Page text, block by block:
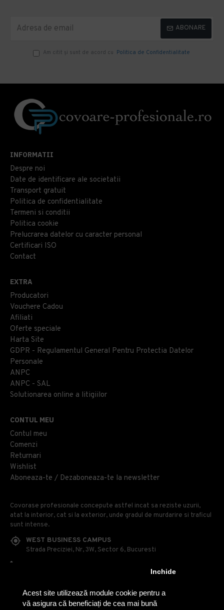
Acest site utilizează module cookie pentru a
vă asigura că beneficiați de cea mai bună
Inchide
ABONARE
Am citit şi sunt de acord cu Politica de Confidentialitate
INFORMATII
Despre noi
Date de identificare ale societatii
Transport gratuit
Politica de confidentialitate
Termeni si conditii
Politica cookie
Prelucrarea datelor cu caracter personal
Certificari ISO
Contact
EXTRA
Producatori
Vouchere Cadou
Afiliati
Oferte speciale
Harta Site
GDPR - Regulamentul General Pentru Protectia Datelor
Personale
ANPC
ANPC - SAL
Solutionarea online a litigiilor
CONTUL MEU
Contul meu
Comenzi
Returnari
Wishlist
Aboneaza-te / Dezaboneaza-te la newsletter
Covorase profesionale concepute astfel incat sa reziste uzurii,
atat la interior, cat si la exterior, unde gradul de murdarire si traficul
sunt intense.
WEST BUSINESS CAMPUS
Strada Preciziei, Nr, 3W, Sector 6, Bucuresti
OFFICE@COVOARE-PROFESIONALE.RO